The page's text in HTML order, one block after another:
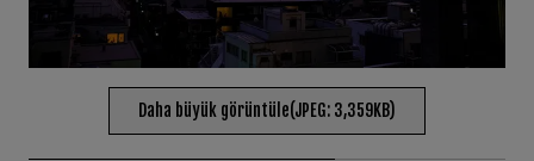
Daha büyük görüntüle(JPEG: 3,359KB)